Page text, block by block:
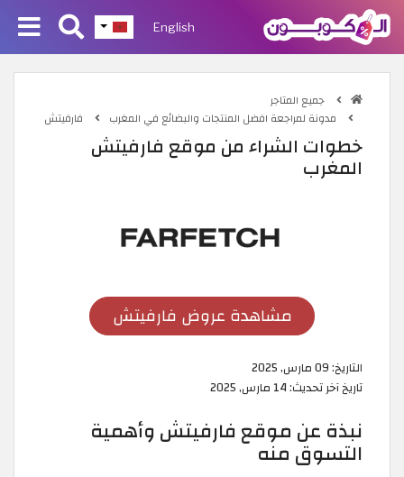
English
جميع المتاجر
مدونة لمراجعة افضل المنتجات والبضائع في المغرب
فارفيتش
خطوات الشراء من موقع فارفيتش
المغرب
مشاهدة عروض فارفيتش
التاريخ:09 مارس, 2025
تاريخ آخر تحديث:14 مارس, 2025
نبذة عن موقع فارفيتش وأهمية
التسوق منه